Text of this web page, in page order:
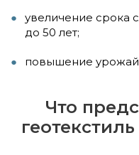
увеличение срока
до 50 лет;
повышение
Что